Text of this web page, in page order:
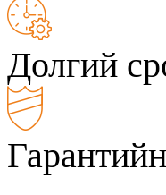
Долгий